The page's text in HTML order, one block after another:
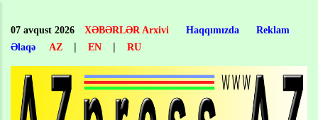
main
content
07 avqust 2026 XƏBƏRLƏR Arxivi Haqqımızda
Reklam
Əlaqə
AZ | EN | RU